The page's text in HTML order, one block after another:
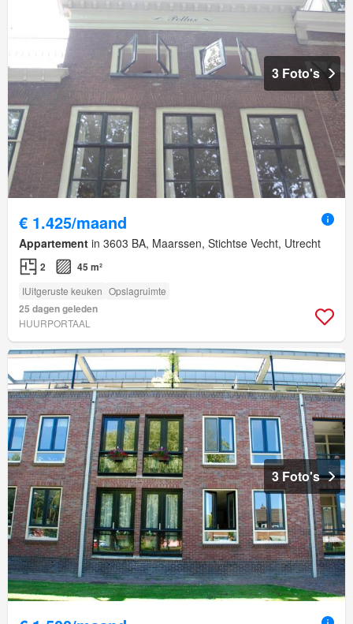
3 Foto's
€ 1.425/maand
Appartement in 3603 BA, Maarssen, Stichtse Vecht, Utrecht
2 45 m²
IUitgeruste keuken Opslagruimte
25 dagen geleden
HUURPORTAAL
3 Foto's